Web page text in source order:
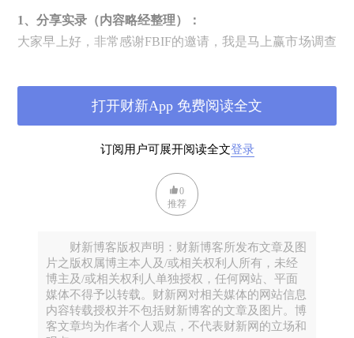
1、分享实录（内容略经整理）：
大家早上好，非常感谢FBIF的邀请，我是马上赢市场调查
于此，分享他们的选品逻辑。
精彩的分享开始前，马上赢想与诸位选品官看看在刚过去
的2026Q1，几百个产品类目中，哪些类目增长最快？
一个明确的好消息是，我们终于等到了“稳中向好”的局
目数量终于超过了同比下滑的类目数量，总结起来不但
是“稳中向好”，而且还“大有可为”。
各大类整体：
订阅用户可展开阅读全文登录
打开财新App 免费阅读全文
0
推荐
财新博客版权声明：财新博客所发布文章及图
片之版权属博主本人及/或相关权利人所有，未经
博主及/或相关权利人单独授权，任何网站、平面
媒体不得予以转载。财新网对相关媒体的网站信息
内容转载授权并不包括财新博客的文章及图片。博
客文章均为作者个人观点，不代表财新网的立场和